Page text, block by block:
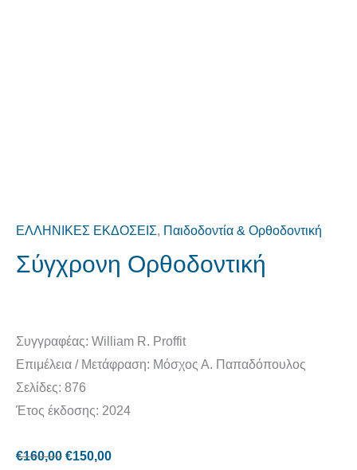
ΕΛΛΗΝΙΚΕΣ ΕΚΔΟΣΕΙΣ, Παιδοδοντία & Ορθοδοντική
Σύγχρονη Ορθοδοντική
Συγγραφέας: William R. Proffit
Επιμέλεια / Μετάφραση: Μόσχος Α. Παπαδόπουλος
Σελίδες: 876
Έτος έκδοσης: 2024
€160,00 €150,00